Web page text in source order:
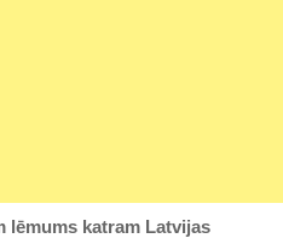
lēmums katram Latvijas